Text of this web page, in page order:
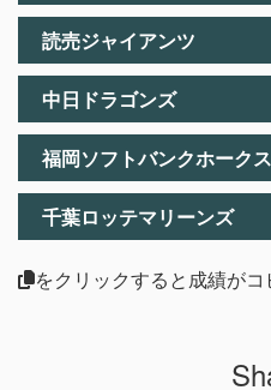
読売ジャイアンツ
中日ドラゴンズ
福岡ソフトバンクホークス
千葉ロッテマリーンズ
をクリックすると成績が